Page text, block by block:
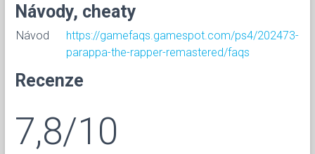
Návody, cheaty
Návod
https://gamefaqs.gamespot.com/ps4/202473-
parappa-the-rapper-remastered/faqs
Recenze
7,8/10